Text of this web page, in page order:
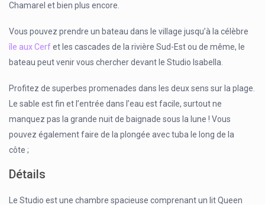
Chamarel et bien plus encore.
Vous pouvez prendre un bateau dans le village jusqu’à la célèbre
île aux Cerfet les cascades de la rivière Sud-Est ou de même, le
bateau peut venir vous chercher devant le Studio Isabella.
Profitez de superbes promenades dans les deux sens sur la plage.
Le sable est fin et l’entrée dans l’eau est facile, surtout ne
manquez pas la grande nuit de baignade sous la lune ! Vous
pouvez également faire de la plongée avec tuba le long de la
côte ;
Détails
Le Studio est une chambre spacieuse comprenant un lit Queen